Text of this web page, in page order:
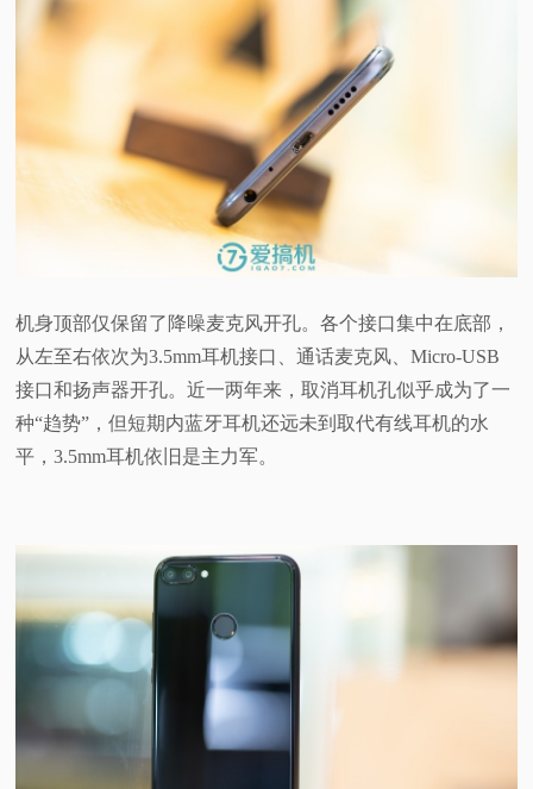
机身顶部仅保留了降噪麦克风开孔。各个接口集中在底部，
从左至右依次为3.5mm耳机接口、通话麦克风、Micro-USB
接口和扬声器开孔。近一两年来，取消耳机孔似乎成为了一
种“趋势”，但短期内蓝牙耳机还远未到取代有线耳机的水
平，3.5mm耳机依旧是主力军。